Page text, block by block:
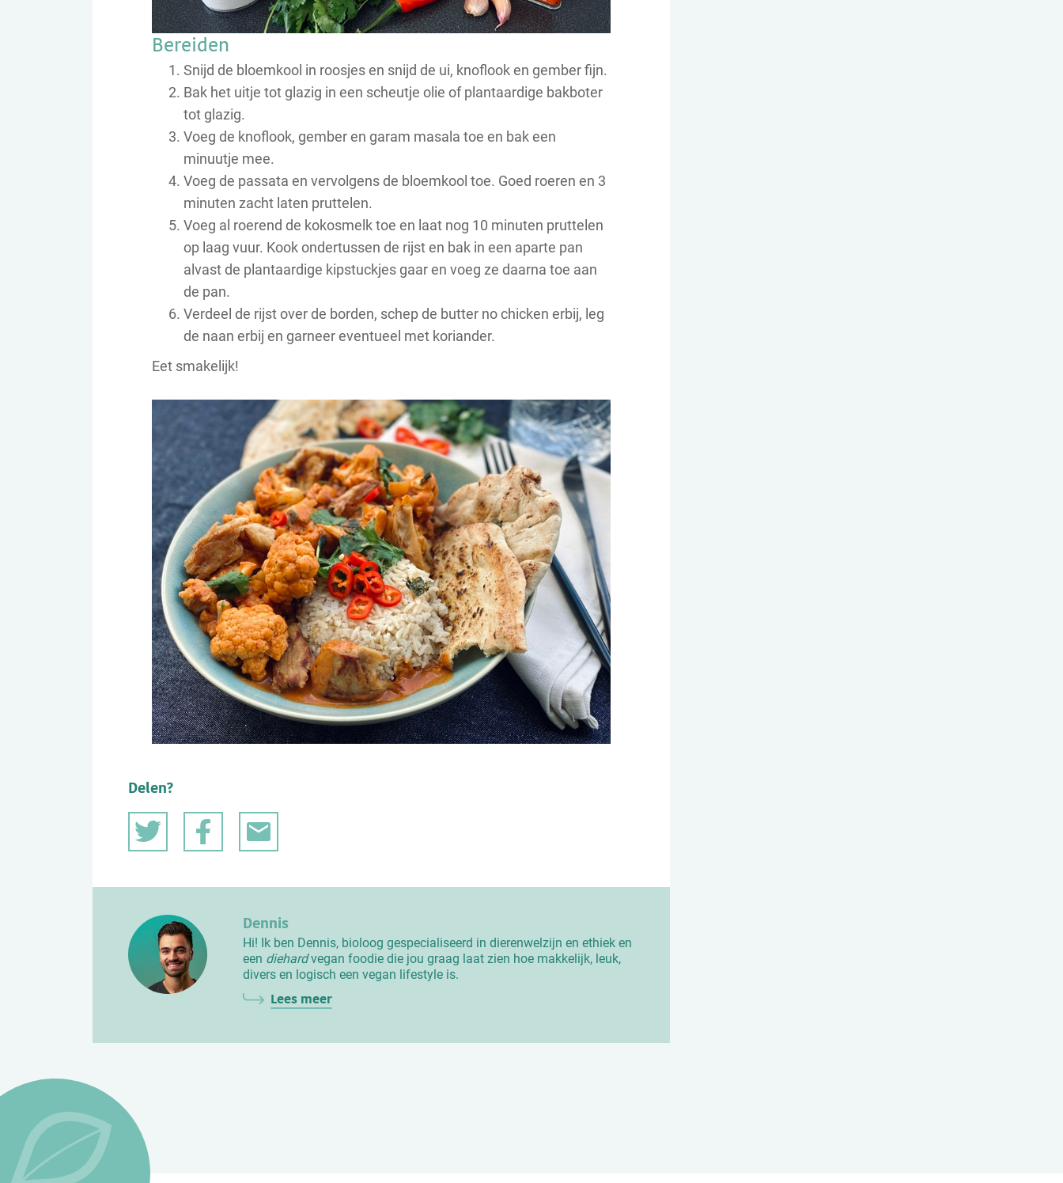
Bereiden
Snijd de bloemkool in roosjes en snijd de ui, knoflook en gember fijn.
Bak het uitje tot glazig in een scheutje olie of plantaardige bakboter
tot glazig.
Voeg de knoflook, gember en garam masala toe en bak een
minuutje mee.
Voeg de passata en vervolgens de bloemkool toe. Goed roeren en 3
minuten zacht laten pruttelen.
Voeg al roerend de kokosmelk toe en laat nog 10 minuten pruttelen
op laag vuur. Kook ondertussen de rijst en bak in een aparte pan
alvast de plantaardige kipstuckjes gaar en voeg ze daarna toe aan
de pan.
Verdeel de rijst over de borden, schep de butter no chicken erbij, leg
de naan erbij en garneer eventueel met koriander.
Eet smakelijk!
Delen?
Dennis
Hi! Ik ben Dennis, bioloog gespecialiseerd in dierenwelzijn en ethiek en
een diehardvegan foodie die jou graag laat zien hoe makkelijk, leuk,
divers en logisch een vegan lifestyle is.
Lees meer